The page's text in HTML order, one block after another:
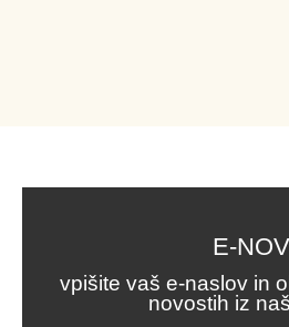
E-
vpišite vaš e-naslov in
novostih iz